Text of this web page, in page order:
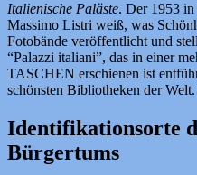
Italienische Paläste. Der 1953
Massimo Listri weiß, was
Fotobände veröffentlicht und
“Palazzi italiani”, das in einer
TASCHEN erschienen ist
schönsten Bibliotheken der
Identifikationsorte
Bürgertums